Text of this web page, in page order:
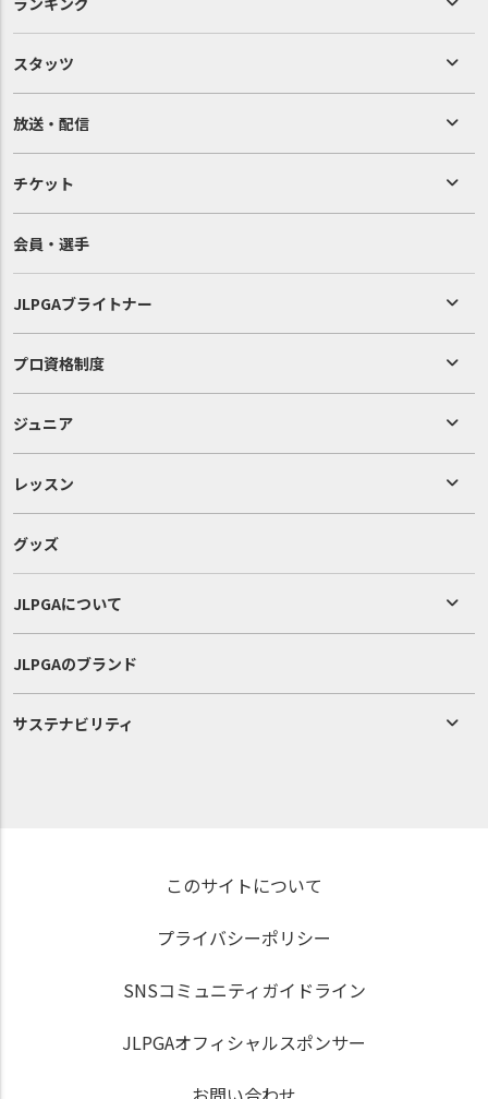
スタッツ
放送・配信
チケット
会員・選手
JLPGAブライトナー
プロ資格制度
ジュニア
レッスン
グッズ
JLPGAについて
JLPGAのブランド
サステナビリティ
このサイトについて
プライバシーポリシー
SNSコミュニティガイドライン
JLPGAオフィシャルスポンサー